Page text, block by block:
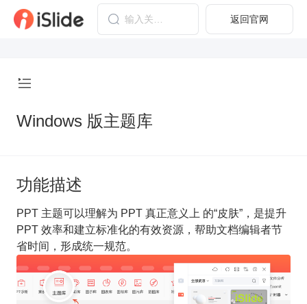
返回官网
Windows 版主题库
功能描述
PPT 主题可以理解为 PPT 真正意义上 的“皮肤”，是提升
PPT 效率和建立标准化的有效资源，帮助文档编辑者节
省时间，形成统一规范。